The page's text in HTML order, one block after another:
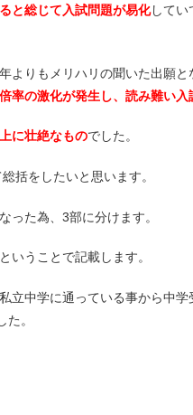
と総じて入試問題が易化してい
よりもメリハリの聞いた出願と
率の激化が発生し、読み難い入
に壮絶なものでした。
括をしたいと思います。
った為、3部に分けます。
いうことで記載します。
立中学に通っている事から中
。